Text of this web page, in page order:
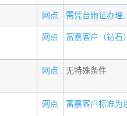
网点 需凭台胞证办理
网点 富嘉客户（钻石
网点 无特殊条件
网点 富嘉客户标准为